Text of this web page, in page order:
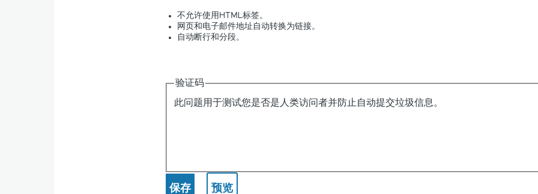
不允许使用HTML标签。
网页和电子邮件地址自动转换为链接。
自动断行和分段。
验证码
此问题用于测试您是否是人类访问者并防止自动提交垃圾信息。